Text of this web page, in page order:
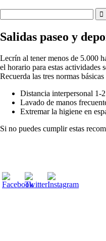
Salidas paseo y
Lecrín al tener menos de 5.000
el horario para estas actividades
Recuerda las tres normas
Distancia interpersonal 1-
Lavado de manos
Extremar la higiene en
Si no puedes cumplir estas